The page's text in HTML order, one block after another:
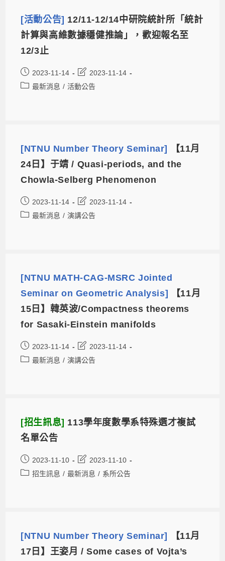
[活動公告] 12/11-12/14中研院統計所「統計
計算與高維數據穩健推論」，歡迎報名至
12/3止
2023-11-14
2023-11-14
最新消息 / 活動公告
[NTNU Number Theory Seminar]
【11月
24日】于靖 / Quasi-periods, and the
Chowla-Selberg Phenomenon
2023-11-14
2023-11-14
最新消息 / 演講公告
[NTNU MATH-CAG-MSRC Jointed
Seminar on Geometric Analysis]
【11月
15日】韓英波/Compactness theorems
for Sasaki-Einstein manifolds
2023-11-14
2023-11-14
最新消息 / 演講公告
[招生訊息] 113學年度數學系特殊選才複試
名單公告
2023-11-10
2023-11-10
招生訊息 / 最新消息 / 系所公告
[NTNU Number Theory Seminar]
【11月
17日】王姿月 / Some cases of Vojta’s